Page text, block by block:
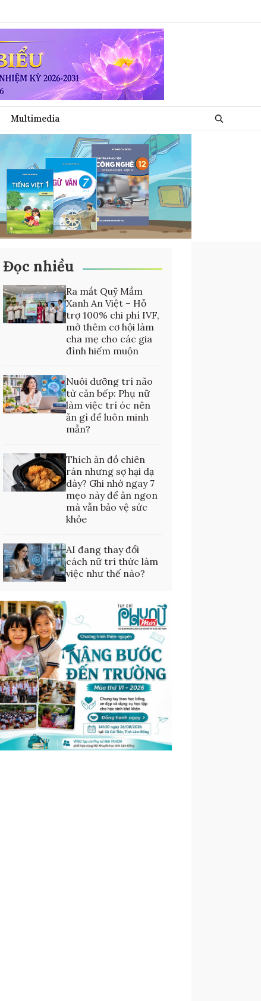
Multimedia
Đọc nhiều
Ra mắt Quỹ Mầm
Xanh An Việt – Hỗ
trợ 100% chi phí IVF,
mở thêm cơ hội làm
cha mẹ cho các gia
đình hiếm muộn
Nuôi dưỡng trí não
từ căn bếp: Phụ nữ
làm việc trí óc nên
ăn gì để luôn minh
mẫn?
Thích ăn đồ chiên
rán nhưng sợ hại dạ
dày? Ghi nhớ ngay 7
mẹo này để ăn ngon
mà vẫn bảo vệ sức
khỏe
AI đang thay đổi
cách nữ trí thức làm
việc như thế nào?